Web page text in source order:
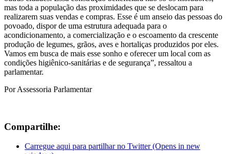
mas toda a população das proximidades que se deslocam para
realizarem suas vendas e compras. Esse é um anseio das pessoas do
povoado, dispor de uma estrutura adequada para o
acondicionamento, a comercialização e o escoamento da crescente
produção de legumes, grãos, aves e hortaliças produzidos por eles.
Vamos em busca de mais esse sonho e oferecer um local com as
condições higiênico-sanitárias e de segurança”, ressaltou a
parlamentar.
Por Assessoria Parlamentar
Compartilhe:
Carregue aqui para partilhar no Twitter (Opens in new